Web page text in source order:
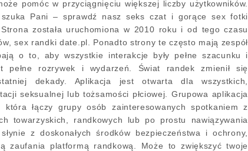
pomóc w przyciągnięciu większej liczby użytkowników.
Pani – sprawdź nasz seks czat i gorące sex fotki
została uruchomiona w 2010 roku i od tego czasu
sex randki date.pl. Ponadto strony te często mają zespół
o to, aby wszystkie interakcje były pełne szacunku i
pełne rozrywek i wydarzeń. Świat randek zmienił się
dekady. Aplikacja jest otwarta dla wszystkich,
seksualnej lub tożsamości płciowej. Grupowa aplikacja
łączy grupy osób zainteresowanych spotkaniem z
towarzyskich, randkowych lub po prostu nawiązywania
z doskonałych środków bezpieczeństwa i ochrony,
zaufania platformą randkową. Może to zwiększyć twoje